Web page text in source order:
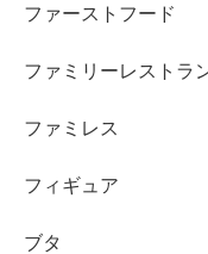
ファーストフード
ファミリーレストラ
ファミレス
フィギュア
ブタ